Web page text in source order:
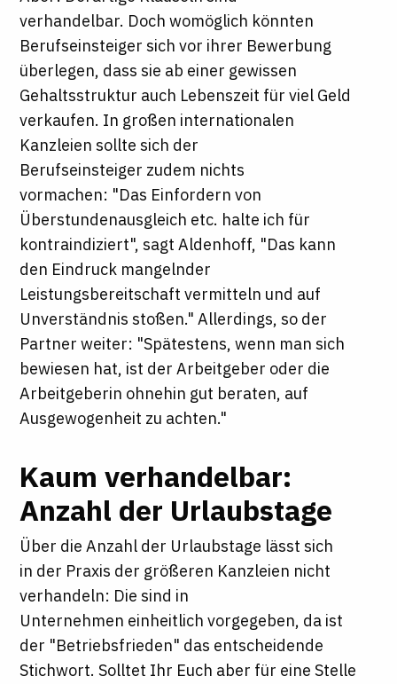
verhandelbar. Doch womöglich könnten
Berufseinsteiger sich vor ihrer Bewerbung
überlegen, dass sie ab einer gewissen
Gehaltsstruktur auch Lebenszeit für viel Geld
verkaufen. In großen internationalen
Kanzleien sollte sich der
Berufseinsteiger zudem nichts
vormachen: "Das Einfordern von
Überstundenausgleich etc. halte ich für
kontraindiziert", sagt Aldenhoff, "Das kann
den Eindruck mangelnder
Leistungsbereitschaft vermitteln und auf
Unverständnis stoßen." Allerdings, so der
Partner weiter: "Spätestens, wenn man sich
bewiesen hat, ist der Arbeitgeber oder die
Arbeitgeberin ohnehin gut beraten, auf
Ausgewogenheit zu achten."
Kaum verhandelbar:
Anzahl der Urlaubstage
Über die Anzahl der Urlaubstage lässt sich
in der Praxis der größeren Kanzleien nicht
verhandeln: Die sind in
Unternehmen einheitlich vorgegeben, da ist
der "Betriebsfrieden" das entscheidende
Stichwort. Solltet Ihr Euch aber für eine Stelle